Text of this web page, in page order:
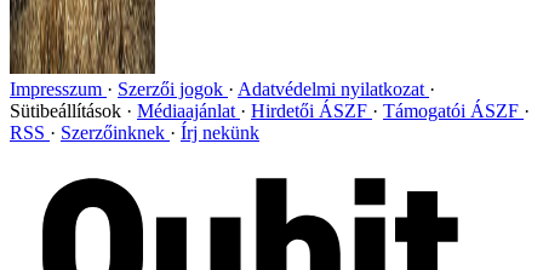
Impresszum Szerzői jogok
Adatvédelmi nyilatkozat
Sütibeállítások
Médiaajánlat Hirdetői ÁSZF
Támogatói ÁSZF
RSS
Szerzőinknek Írj nekünk